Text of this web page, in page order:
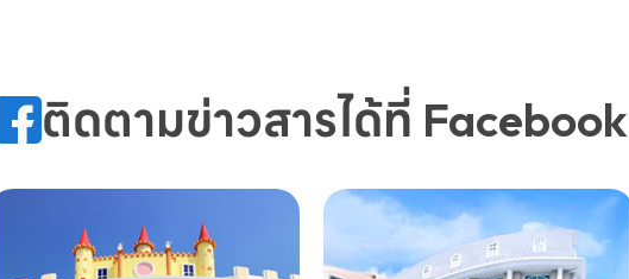
Arithmetic Competition K2(Grop)
โรงเรียนโชคชัยกระบี่-สอบถามข้อมูล
ติดตามข่าวสารได้ที่ Facebook